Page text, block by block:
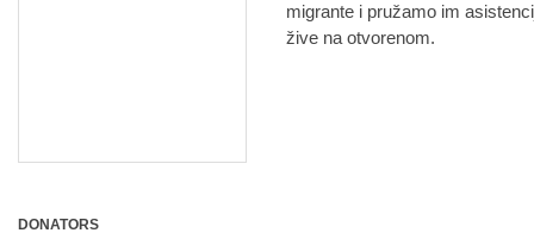
migrante i pružamo im
žive na otvorenom.
DONATORS